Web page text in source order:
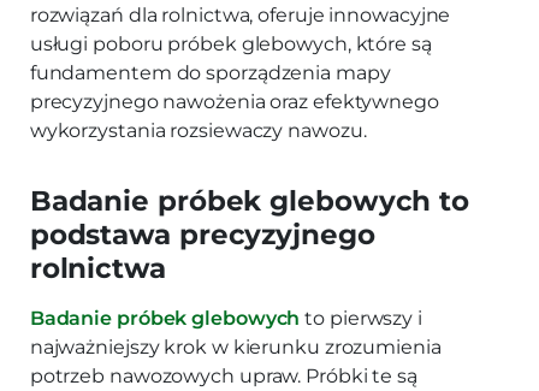
rozwiązań dla rolnictwa, oferuje innowacyjne
usługi poboru próbek glebowych, które są
fundamentem do sporządzenia mapy
precyzyjnego nawożenia oraz efektywnego
wykorzystania rozsiewaczy nawozu.
Badanie próbek glebowych to
podstawa precyzyjnego
rolnictwa
Badanie próbek glebowych to pierwszy i
najważniejszy krok w kierunku zrozumienia
potrzeb nawozowych upraw. Próbki te są